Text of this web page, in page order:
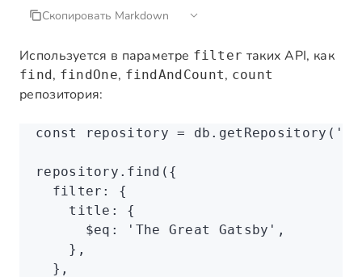
Скопировать Markdown
Используется в параметре filter таких API, как
find, findOne, findAndCount, count
репозитория:
const repository = db .getRepository (
repository .find ({
  filter
:
{
    title
:
{
      $eq
: 'The Great Gatsby' ,
    }
,
  }
,